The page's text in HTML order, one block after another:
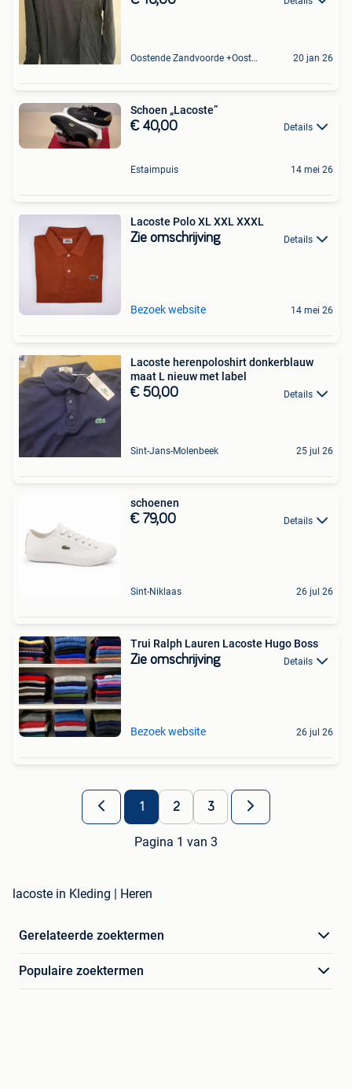
Oostende Zandvoorde +Oostende 20 jan 26
Schoen „Lacoste”
€ 40,00 Details
Estaimpuis 14 mei 26
Lacoste Polo XL XXL XXXL
Zie omschrijving Details
Bezoek website 14 mei 26
Lacoste herenpoloshirt donkerblauw
maat L nieuw met label
€ 50,00 Details
Sint-Jans-Molenbeek 25 jul 26
schoenen
€ 79,00 Details
Sint-Niklaas 26 jul 26
Trui Ralph Lauren Lacoste Hugo Boss
Zie omschrijving Details
Bezoek website 26 jul 26
1 2 3
Pagina 1 van 3
lacoste in Kleding | Heren
Gerelateerde zoektermen
Populaire zoektermen